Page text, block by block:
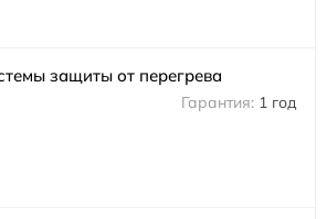
защиты от перегрева
1 год